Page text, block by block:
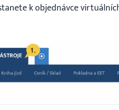
k objednávce